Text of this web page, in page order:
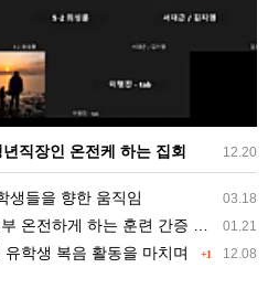
12.20
직장인 온전케 하는 집회
03.18
생들을 향한 움직임
01.21
하게 하는 훈련 간증 및 소감
+1 12.08
학생 복음 활동을 마치며